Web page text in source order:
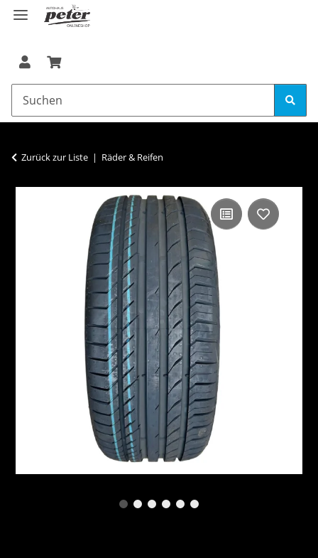
Zurück zur Liste Räder & Reifen